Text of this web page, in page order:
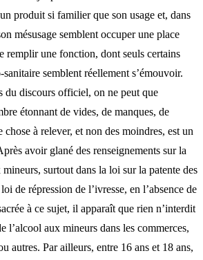
produit si familier que son usage et, dans
mésusage semblent occuper une place
remplir une fonction, dont seuls certains
semblent réellement s’émouvoir.
du discours officiel, on ne peut que
étonnant de vides, de manques, de
chose à relever, et non des moindres, est un
avoir glané des renseignements sur la
surtout dans la loi sur la patente des
de répression de l’ivresse, en l’absence de
à ce sujet, il apparaît que rien n’interdit
l’alcool aux mineurs dans les commerces,
autres. Par ailleurs, entre 16 ans et 18 ans,